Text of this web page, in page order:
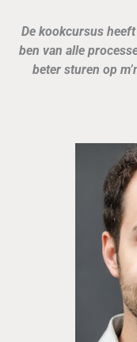
De kookcursus
ben van alle
beter sturen op